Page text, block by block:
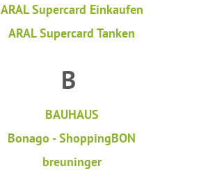
ARAL Supercard Einkaufen
ARAL Supercard Tanken
B
BAUHAUS
Bonago - ShoppingBON
breuninger